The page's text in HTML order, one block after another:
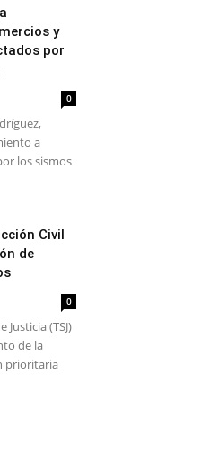
y
por
0
a
los sismos
Civil
de
0
(TSJ)
de la
prioritaria